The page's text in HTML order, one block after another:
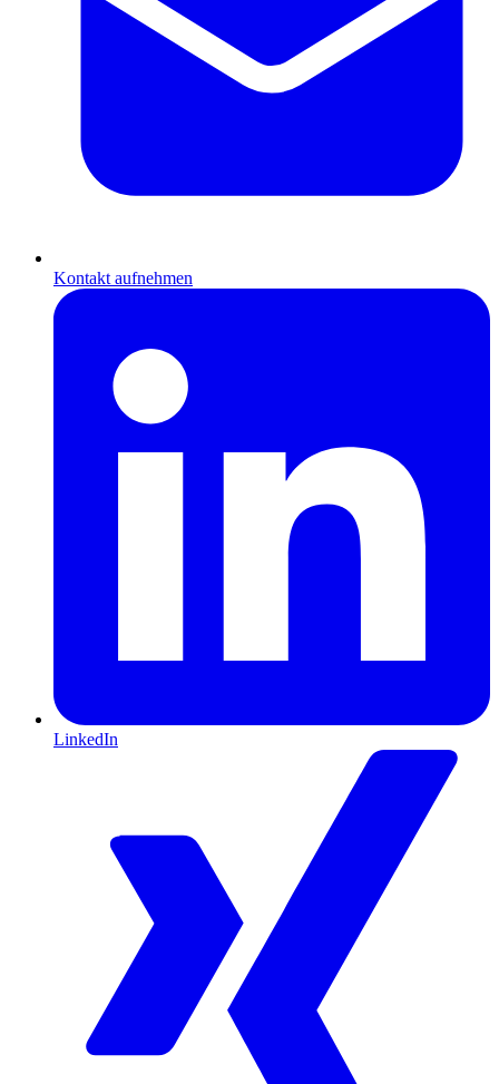
Kontakt aufnehmen
LinkedIn